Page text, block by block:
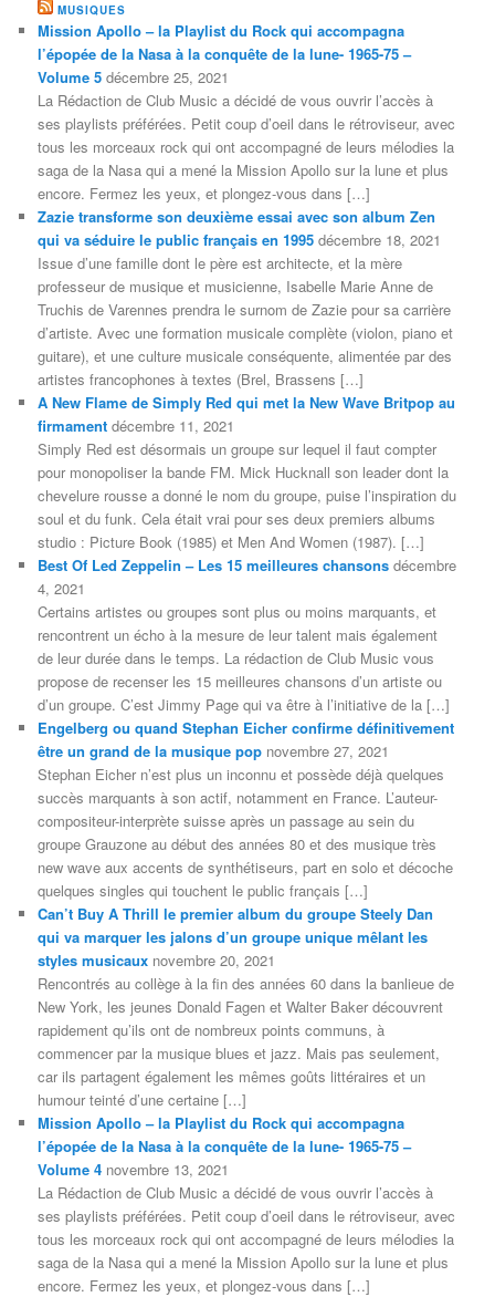
MUSIQUES
Mission Apollo – la Playlist du Rock qui accompagna
l’épopée de la Nasa à la conquête de la lune- 1965-75 –
Volume 5 décembre 25, 2021
La Rédaction de Club Music a décidé de vous ouvrir l’accès à
ses playlists préférées. Petit coup d’oeil dans le rétroviseur, avec
tous les morceaux rock qui ont accompagné de leurs mélodies la
saga de la Nasa qui a mené la Mission Apollo sur la lune et plus
encore. Fermez les yeux, et plongez-vous dans […]
Zazie transforme son deuxième essai avec son album Zen
qui va séduire le public français en 1995 décembre 18, 2021
Issue d’une famille dont le père est architecte, et la mère
professeur de musique et musicienne, Isabelle Marie Anne de
Truchis de Varennes prendra le surnom de Zazie pour sa carrière
d’artiste. Avec une formation musicale complète (violon, piano et
guitare), et une culture musicale conséquente, alimentée par des
artistes francophones à textes (Brel, Brassens […]
A New Flame de Simply Red qui met la New Wave Britpop au
firmament décembre 11, 2021
Simply Red est désormais un groupe sur lequel il faut compter
pour monopoliser la bande FM. Mick Hucknall son leader dont la
chevelure rousse a donné le nom du groupe, puise l’inspiration du
soul et du funk. Cela était vrai pour ses deux premiers albums
studio : Picture Book (1985) et Men And Women (1987). […]
Best Of Led Zeppelin – Les 15 meilleures chansons décembre
4, 2021
Certains artistes ou groupes sont plus ou moins marquants, et
rencontrent un écho à la mesure de leur talent mais également
de leur durée dans le temps. La rédaction de Club Music vous
propose de recenser les 15 meilleures chansons d’un artiste ou
d’un groupe. C’est Jimmy Page qui va être à l’initiative de la […]
Engelberg ou quand Stephan Eicher confirme définitivement
être un grand de la musique pop novembre 27, 2021
Stephan Eicher n’est plus un inconnu et possède déjà quelques
succès marquants à son actif, notamment en France. L’auteur-
compositeur-interprète suisse après un passage au sein du
groupe Grauzone au début des années 80 et des musique très
new wave aux accents de synthétiseurs, part en solo et décoche
quelques singles qui touchent le public français […]
Can’t Buy A Thrill le premier album du groupe Steely Dan
qui va marquer les jalons d’un groupe unique mêlant les
styles musicaux novembre 20, 2021
Rencontrés au collège à la fin des années 60 dans la banlieue de
New York, les jeunes Donald Fagen et Walter Baker découvrent
rapidement qu’ils ont de nombreux points communs, à
commencer par la musique blues et jazz. Mais pas seulement,
car ils partagent également les mêmes goûts littéraires et un
humour teinté d’une certaine […]
Mission Apollo – la Playlist du Rock qui accompagna
l’épopée de la Nasa à la conquête de la lune- 1965-75 –
Volume 4 novembre 13, 2021
La Rédaction de Club Music a décidé de vous ouvrir l’accès à
ses playlists préférées. Petit coup d’oeil dans le rétroviseur, avec
tous les morceaux rock qui ont accompagné de leurs mélodies la
saga de la Nasa qui a mené la Mission Apollo sur la lune et plus
encore. Fermez les yeux, et plongez-vous dans […]